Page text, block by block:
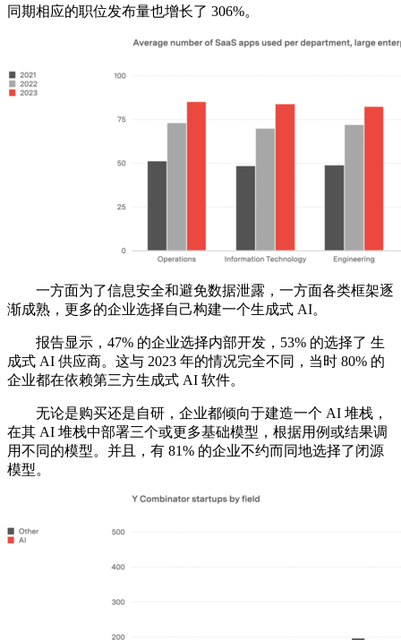
同期相应的职位发布量也增长了 306%。
一方面为了信息安全和避免数据泄露，一方面各类框架逐
渐成熟，更多的企业选择自己构建一个生成式 AI。
报告显示，47% 的企业选择内部开发，53% 的选择了 生
成式 AI 供应商。这与 2023 年的情况完全不同，当时 80% 的
企业都在依赖第三方生成式 AI 软件。
无论是购买还是自研，企业都倾向于建造一个 AI 堆栈，
在其 AI 堆栈中部署三个或更多基础模型，根据用例或结果调
用不同的模型。并且，有 81% 的企业不约而同地选择了闭源
模型。